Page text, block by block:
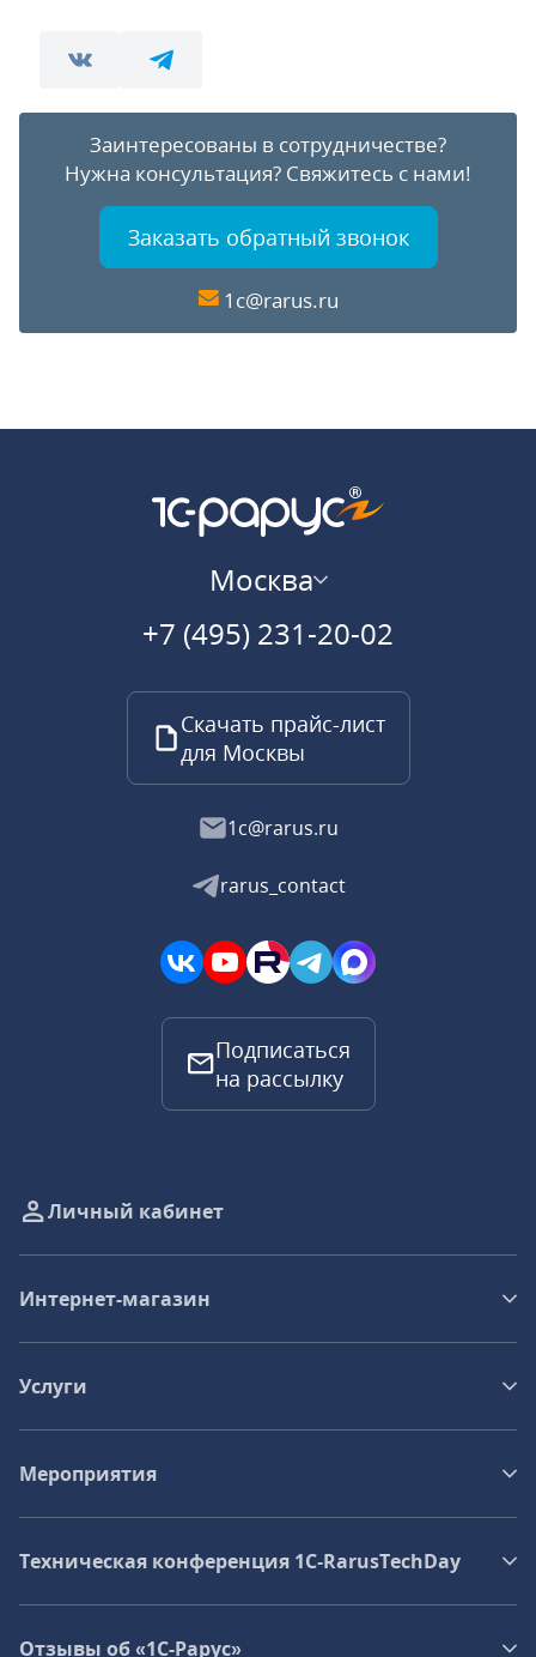
Заинтересованы в сотрудничестве?
Нужна консультация? Свяжитесь с нами!
Заказать обратный звонок
1c@rarus.ru
Москва
+7 (495) 231-20-02
Скачать прайс-лист
для Москвы
1c@rarus.ru
rarus_contact
Подписаться
на рассылку
Личный кабинет
Интернет-магазин
Услуги
Мероприятия
Техническая конференция 1C‑RarusTechDay
Отзывы об «1С-Рарус»